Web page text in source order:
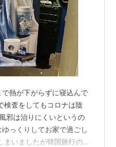
熱が下がらずに寝込んで
検査をしてもコロナは陰
邪は治りにくいというの
っくりしてお家で過ごし
まいましたが韓国旅行の続